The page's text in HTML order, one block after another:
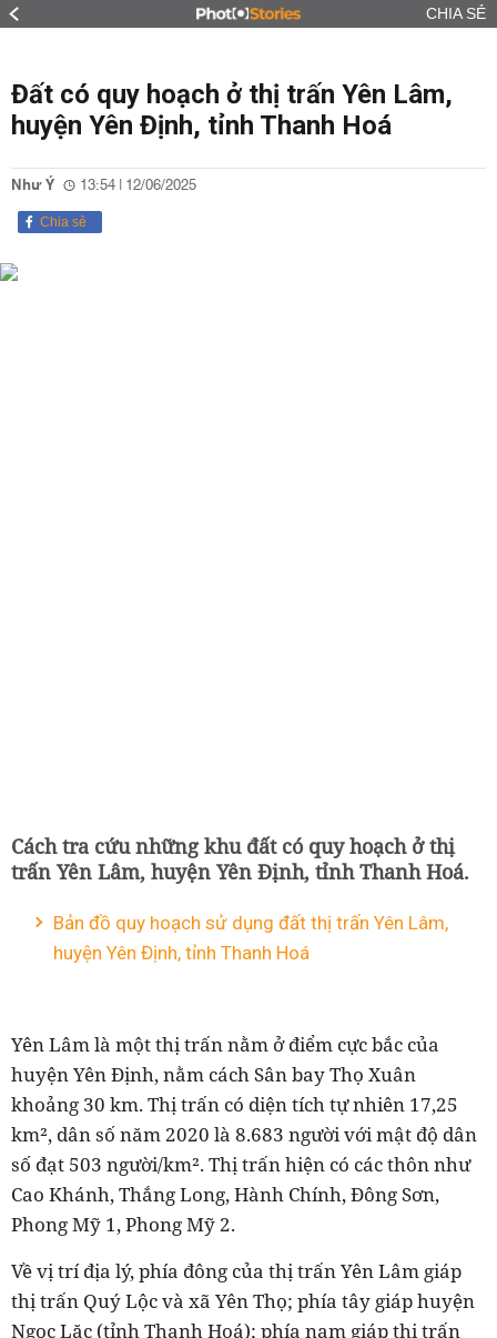
CHIA SẺ
Đất có quy hoạch ở thị trấn Yên Lâm,
huyện Yên Định, tỉnh Thanh Hoá
Như Ý 13:54 | 12/06/2025
Chia sẻ
Cách tra cứu những khu đất có quy hoạch ở thị
trấn Yên Lâm, huyện Yên Định, tỉnh Thanh Hoá.
Bản đồ quy hoạch sử dụng đất thị trấn Yên Lâm,
huyện Yên Định, tỉnh Thanh Hoá
Yên Lâm là một thị trấn nằm ở điểm cực bắc của
huyện Yên Định, nằm cách Sân bay Thọ Xuân
khoảng 30 km. Thị trấn có diện tích tự nhiên 17,25
km², dân số năm 2020 là 8.683 người với mật độ dân
số đạt 503 người/km². Thị trấn hiện có các thôn như
Cao Khánh, Thắng Long, Hành Chính, Đông Sơn,
Phong Mỹ 1, Phong Mỹ 2.
Về vị trí địa lý, phía đông của thị trấn Yên Lâm giáp
thị trấn Quý Lộc và xã Yên Thọ; phía tây giáp huyện
Ngọc Lặc (tỉnh Thanh Hoá); phía nam giáp thị trấn